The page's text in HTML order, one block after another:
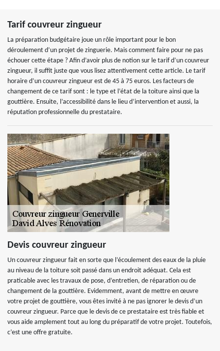
Tarif couvreur zingueur
La préparation budgétaire joue un rôle important pour le bon
déroulement d’un projet de zinguerie. Mais comment faire pour ne pas
échouer cette étape ? Afin d’avoir plus de notion sur le tarif d’un couvreur
zingueur, il suffit juste que vous lisez attentivement cette article. Le tarif
horaire d’un couvreur zingueur est de 45 à 75 euros. Les facteurs de
changement de ce tarif sont : le type et l’état de la toiture ainsi que la
gouttière. Ensuite, l’accessibilité dans le lieu d’intervention et aussi, la
réputation professionnelle du prestataire.
Devis couvreur zingueur
Un couvreur zingueur fait en sorte que l’écoulement des eaux de la pluie
au niveau de la toiture soit passé dans un endroit adéquat. Cela est
praticable avec les travaux de pose, d’entretien, de réparation ou de
changement de la gouttière. Evidemment, avant de mettre en œuvre
votre projet de gouttière, vous êtes invité à ne pas ignorer le devis d’un
couvreur zingueur. Parce que le devis de ce prestataire est très fiable et
vous aide amplement tout au long du préparatif de votre projet. Toutefois,
c’est une offre gratuite.